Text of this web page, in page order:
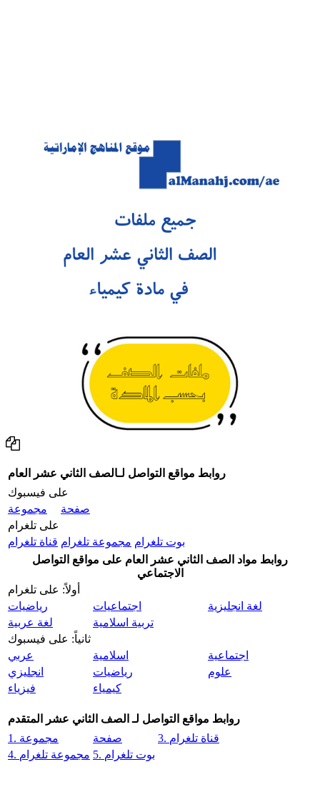
روابط مواقع التواصل لـالصف الثاني عشر العام
على فيسبوك
مجموعة
صفحة
على تلغرام
قناة تلغرام مجموعة تلغرام بوت تلغرام
روابط مواد الصف الثاني عشر العام على مواقع التواصل
الاجتماعي
أولاً: على تلغرام
رياضيات
اجتماعيات
لغة انجليزية
لغة عربية
تربية اسلامية
ثانياً: على فيسبوك
عربي
اسلامية
اجتماعية
انجليزي
رياضيات
علوم
فيزياء
كيمياء
روابط مواقع التواصل لـ الصف الثاني عشر المتقدم
1. مجموعة
صفحة
3. قناة تلغرام
4. مجموعة تلغرام
5. بوت تلغرام